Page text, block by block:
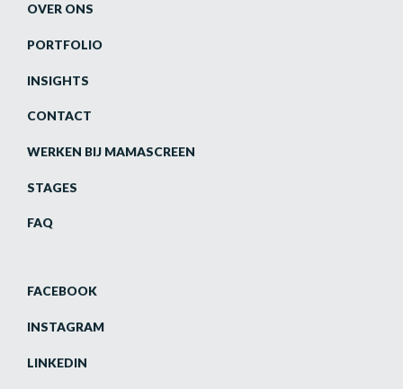
OVER ONS
PORTFOLIO
INSIGHTS
CONTACT
WERKEN BIJ MAMASCREEN
STAGES
FAQ
FACEBOOK
INSTAGRAM
LINKEDIN